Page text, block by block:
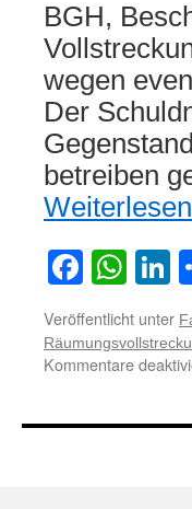
BGH,
wegen
Der
betreiben
Weiterlesen
Veröffentlicht unter
Kommentare